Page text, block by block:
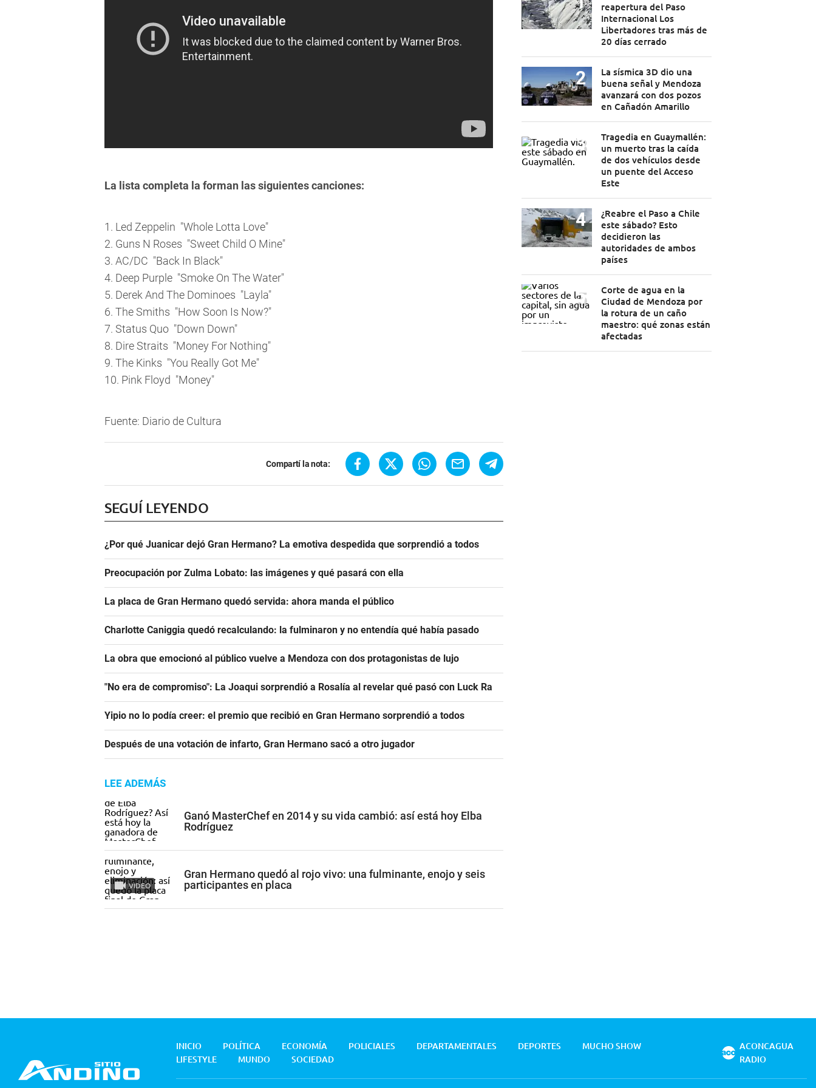
La lista completa la forman las siguientes canciones:
1. Led Zeppelin  "Whole Lotta Love"
2. Guns N Roses  "Sweet Child O Mine"
3. AC/DC  "Back In Black"
4. Deep Purple  "Smoke On The Water"
5. Derek And The Dominoes  "Layla"
6. The Smiths  "How Soon Is Now?"
7. Status Quo  "Down Down"
8. Dire Straits  "Money For Nothing"
9. The Kinks  "You Really Got Me"
10. Pink Floyd  "Money"
Fuente: Diario de Cultura
Compartí la nota:
SEGUÍ LEYENDO
¿Por qué Juanicar dejó Gran Hermano? La emotiva despedida que sorprendió a todos
Preocupación por Zulma Lobato: las imágenes y qué pasará con ella
La placa de Gran Hermano quedó servida: ahora manda el público
Charlotte Caniggia quedó recalculando: la fulminaron y no entendía qué había pasado
La obra que emocionó al público vuelve a Mendoza con dos protagonistas de lujo
"No era de compromiso": La Joaqui sorprendió a Rosalía al revelar qué pasó con Luck Ra
Yipio no lo podía creer: el premio que recibió en Gran Hermano sorprendió a todos
Después de una votación de infarto, Gran Hermano sacó a otro jugador
LEE ADEMÁS
Ganó MasterChef en 2014 y su vida cambió: así está hoy Elba
Rodríguez
VIDEO
Gran Hermano quedó al rojo vivo: una fulminante, enojo y seis
participantes en placa
reapertura del Paso
Internacional Los
Libertadores tras más de
20 días cerrado
La sísmica 3D dio una
buena señal y Mendoza
avanzará con dos pozos
en Cañadón Amarillo
Tragedia en Guaymallén:
un muerto tras la caída
de dos vehículos desde
un puente del Acceso
Este
¿Reabre el Paso a Chile
este sábado? Esto
decidieron las
autoridades de ambos
países
Corte de agua en la
Ciudad de Mendoza por
la rotura de un caño
maestro: qué zonas están
afectadas
INICIO POLÍTICA ECONOMÍA POLICIALES DEPARTAMENTALES DEPORTES
MUCHO SHOW
LIFESTYLE
MUNDO SOCIEDAD
ACONCAGUA
RADIO